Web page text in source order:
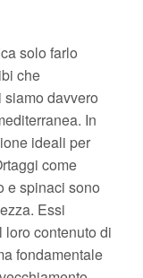
solo farlo
che
davvero
In
ideali per
come
e spinaci sono
Essi
contenuto di
fondamentale